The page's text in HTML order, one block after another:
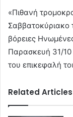
«Πιθανή
Σαββατοκύριακο
βόρειες
Παρασκευή 31/
του επικεφαλή
Related Articles